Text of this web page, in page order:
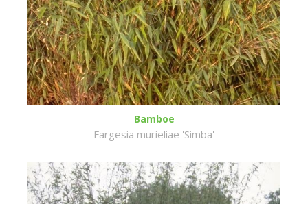
Bamboe
Fargesia murieliae 'Simba'